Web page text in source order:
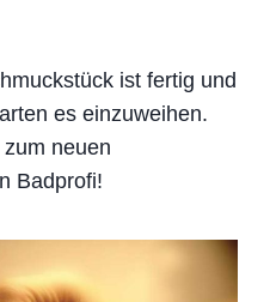
ist fertig und
es einzuweihen.
neuen
Badprofi!